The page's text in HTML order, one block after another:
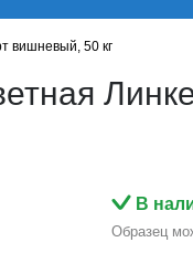
вишневый, 50 кг
В
Образец